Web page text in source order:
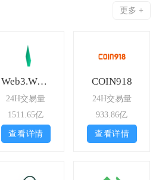
更多 +
Web3.World
24H交易量
1511.65亿
查看详情
COIN918
24H交易量
933.86亿
查看详情